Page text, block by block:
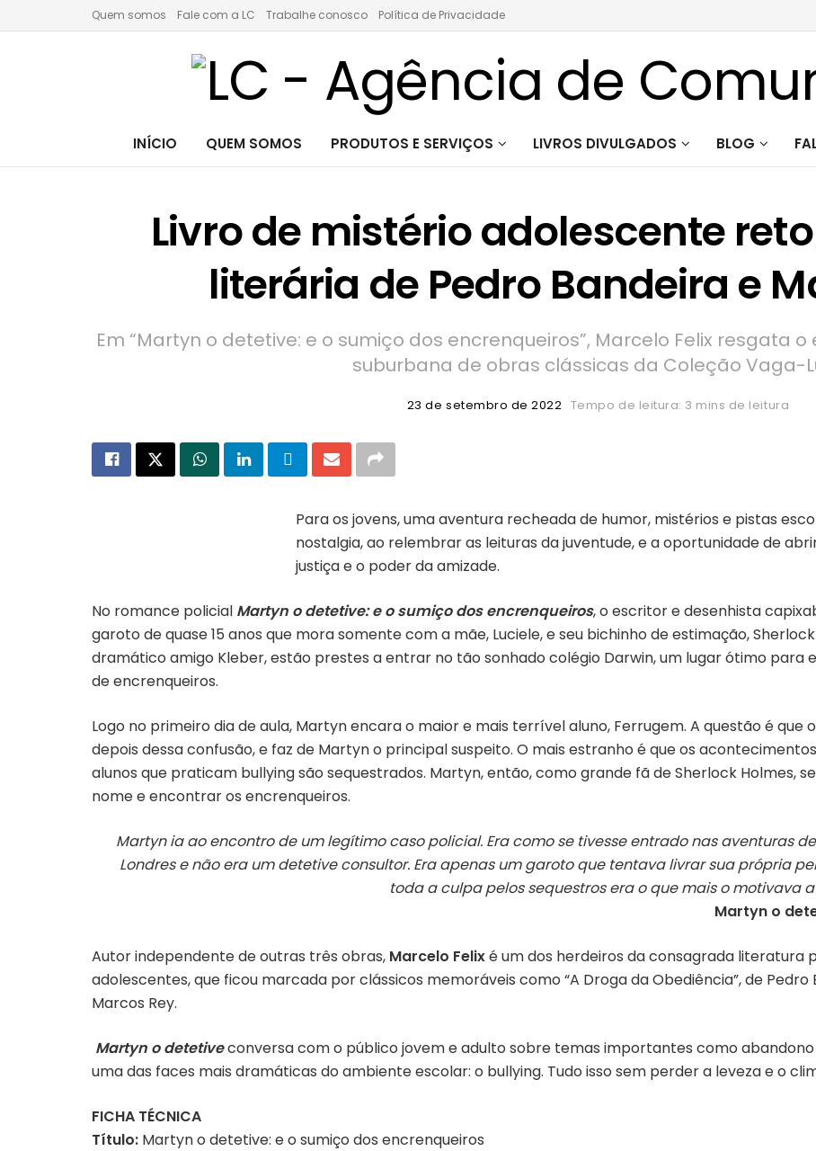
Quem somos Fale com a LC Trabalhe conosco Política de Privacidade
INÍCIO QUEM SOMOS PRODUTOS E SERVIÇOS LIVROS DIVULGADOS BLOG
Livro de mistério adolescente
literária de Pedro Bandeira e
Em “Martyn o detetive: e o sumiço dos encrenqueiros”, Marcelo Felix resgata
suburbana de obras clássicas da Coleção Vaga-
23 de setembro de 2022 Tempo de leitura: 3 mins de leitura
Para os jovens, uma aventura recheada de humor, mistérios e pistas
nostalgia, ao relembrar as leituras da juventude, e a oportunidade de
justiça e o poder da amizade.
No romance policial Martyn o detetive: e o sumiço dos encrenqueiros, o escritor e desenhista
garoto de quase 15 anos que mora somente com a mãe, Luciele, e seu bichinho de estimação,
dramático amigo Kleber, estão prestes a entrar no tão sonhado colégio Darwin, um lugar ótimo para
de encrenqueiros.
Logo no primeiro dia de aula, Martyn encara o maior e mais terrível aluno, Ferrugem. A questão é
depois dessa confusão, e faz de Martyn o principal suspeito. O mais estranho é que os
alunos que praticam bullying são sequestrados. Martyn, então, como grande fã de Sherlock Holmes,
nome e encontrar os encrenqueiros.
Martyn ia ao encontro de um legítimo caso policial. Era como se tivesse entrado nas aventuras
Londres e não era um detetive consultor. Era apenas um garoto que tentava livrar sua própria
toda a culpa pelos sequestros era o que mais o motivava
Martyn o
Autor independente de outras três obras, Marcelo Felixé um dos herdeiros da consagrada literatura
adolescentes, que ficou marcada por clássicos memoráveis como “A Droga da Obediência”, de Pedro
Marcos Rey.
Martyn o detetiveconversa com o público jovem e adulto sobre temas importantes como
uma das faces mais dramáticas do ambiente escolar: o bullying. Tudo isso sem perder a leveza e o
FICHA TÉCNICA
Título: Martyn o detetive: e o sumiço dos encrenqueiros